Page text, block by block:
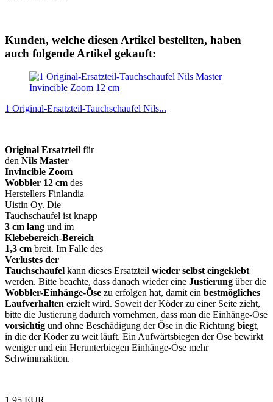
Kunden, welche diesen Artikel bestellten, haben
auch folgende Artikel gekauft:
1 Original-Ersatzteil-Tauchschaufel Nils...
Original Ersatzteil für
den Nils Master
Invincible Zoom
Wobbler 12 cm des
Herstellers Finlandia
Uistin Oy. Die
Tauchschaufel ist knapp
3 cm lang und im
Klebebereich-Bereich
1,3 cm breit. Im Falle des
Verlustes der
Tauchschaufel kann dieses Ersatzteil wieder selbst eingeklebt
werden. Bitte beachte, dass danach wieder eine Justierung über die
Wobbler-Einhänge-Öse zu erfolgen hat, damit ein bestmögliches
Laufverhalten erzielt wird. Soweit der Köder zu einer Seite zieht,
bitte die Justierung dadurch vornehmen, dass man die Einhänge-Öse
vorsichtig und ohne Beschädigung der Öse in die Richtung biegt,
in die der Köder zu weit läuft. Ein Aufwärtsbiegen der Öse bewirkt
weniger und ein Herunterbiegen Einhänge-Öse mehr
Schwimmaktion.